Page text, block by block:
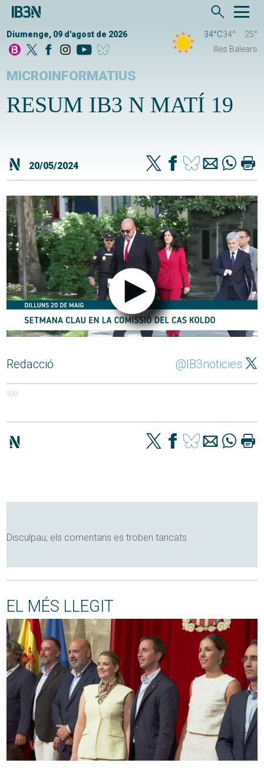
Diumenge, 09 d'agost de 2026 34°C34°
25°
Illes Balears
MICROINFORMATIUS
RESUM IB3 N MATÍ 19
20/05/2024
Redacció @IB3noticies
330
Disculpau, els comentaris es troben tancats
EL MÉS LLEGIT